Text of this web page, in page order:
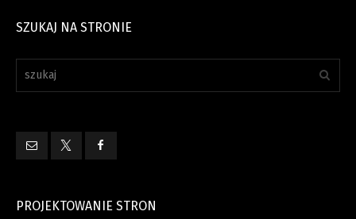
SZUKAJ NA STRONIE
PROJEKTOWANIE STRON